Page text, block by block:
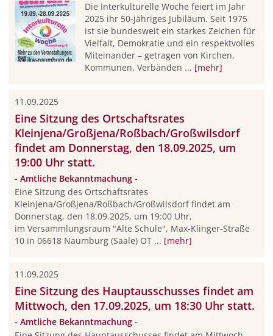
Die Interkulturelle Woche feiert im Jahr
2025 ihr 50-jähriges Jubiläum. Seit 1975
ist sie bundesweit ein starkes Zeichen für
Vielfalt, Demokratie und ein respektvolles
Miteinander – getragen von Kirchen,
Kommunen, Verbänden ... [mehr]
11.09.2025
Eine Sitzung des Ortschaftsrates
Kleinjena/Großjena/Roßbach/Großwilsdorf
findet am Donnerstag, den 18.09.2025, um
19:00 Uhr statt.
- Amtliche Bekanntmachung -
Eine Sitzung des Ortschaftsrates
Kleinjena/Großjena/Roßbach/Großwilsdorf findet am
Donnerstag, den 18.09.2025, um 19:00 Uhr,
im Versammlungsraum "Alte Schule", Max-Klinger-Straße
10 in 06618 Naumburg (Saale) OT ... [mehr]
11.09.2025
Eine Sitzung des Hauptausschusses findet am
Mittwoch, den 17.09.2025, um 18:30 Uhr statt.
- Amtliche Bekanntmachung -